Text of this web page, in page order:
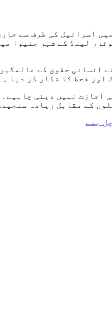
اسرائیل کی طرف سے
قحط کا شکار کر دیا
نہیں دینی
کے مقابل زیادہ
بسے